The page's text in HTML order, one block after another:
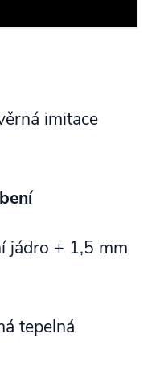
imitace
jádro + 1,5 mm
tepelná